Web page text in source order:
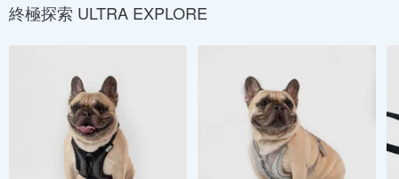
終極探索 ULTRA EXPLORE